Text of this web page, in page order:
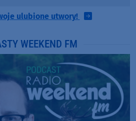
ulubione utwory!
WEEKEND FM